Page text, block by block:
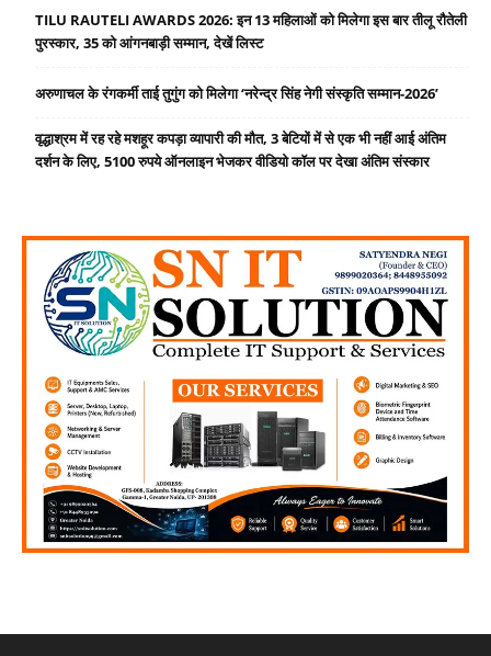
TILU RAUTELI AWARDS 2026: इन 13 महिलाओं को मिलेगा इस बार तीलू रौतेली
पुरस्कार, 35 को आंगनबाड़ी सम्मान, देखें लिस्ट
अरुणाचल के रंगकर्मी ताई तुगुंग को मिलेगा ‘नरेन्द्र सिंह नेगी संस्कृति सम्मान-2026’
वृद्धाश्रम में रह रहे मशहूर कपड़ा व्यापारी की मौत, 3 बेटियों में से एक भी नहीं आई अंतिम
दर्शन के लिए, 5100 रुपये ऑनलाइन भेजकर वीडियो कॉल पर देखा अंतिम संस्कार